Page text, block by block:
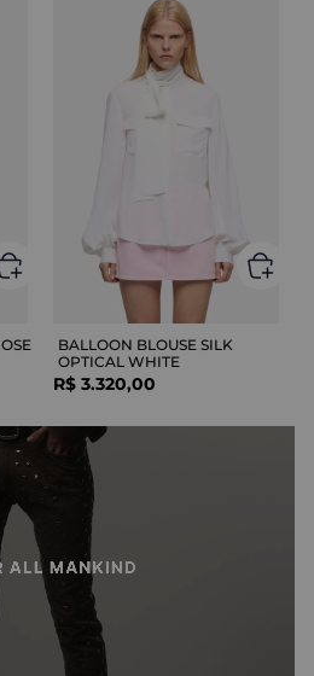
BALLOON BLOUSE SILK
OPTICAL WHITE
R$ 3.320,00